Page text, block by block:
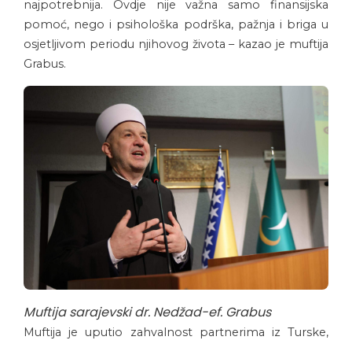
najpotrebnija. Ovdje nije važna samo finansijska
pomoć, nego i psihološka podrška, pažnja i briga u
osjetljivom periodu njihovog života – kazao je muftija
Grabus.
Muftija sarajevski dr. Nedžad-ef. Grabus
Muftija je uputio zahvalnost partnerima iz Turske,